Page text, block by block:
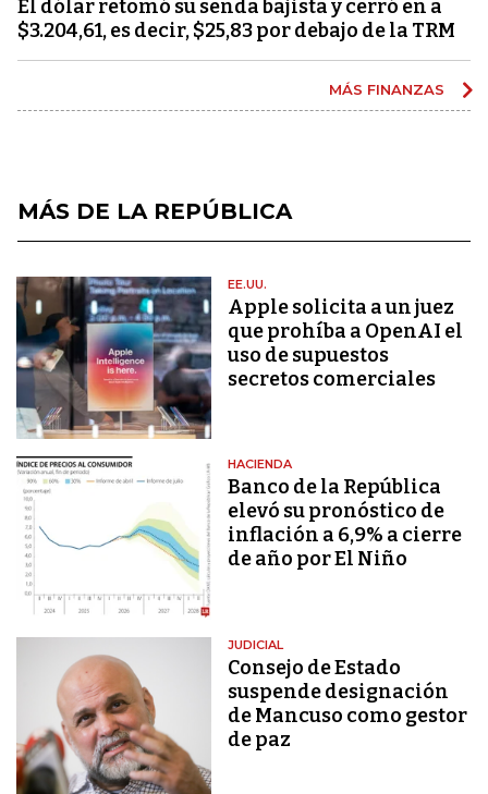
El dólar retomó su senda bajista y cerró en a
$3.204,61, es decir, $25,83 por debajo de la TRM
MÁS FINANZAS
MÁS DE LA REPÚBLICA
EE.UU.
Apple solicita a un juez
que prohíba a OpenAI el
uso de supuestos
secretos comerciales
HACIENDA
Banco de la República
elevó su pronóstico de
inflación a 6,9% a cierre
de año por El Niño
JUDICIAL
Consejo de Estado
suspende designación
de Mancuso como gestor
de paz